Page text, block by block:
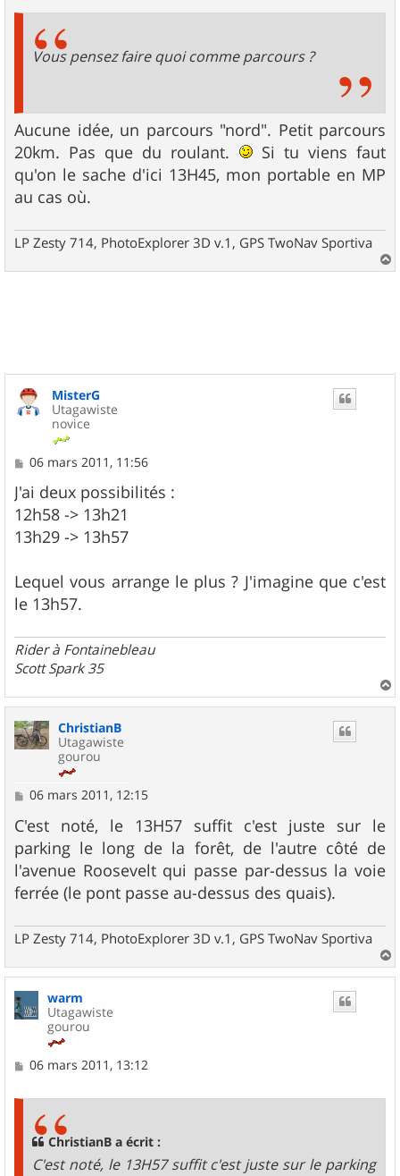
Vous pensez faire quoi comme parcours ?
Aucune idée, un parcours "nord". Petit parcours
20km. Pas que du roulant.
Si tu viens faut
qu'on le sache d'ici 13H45, mon portable en MP
au cas où.
LP Zesty 714, PhotoExplorer 3D v.1, GPS TwoNav Sportiva
a
MisterG
Utagawiste
novice
M
s
s
a
g
e
06 mars 2011, 11:56
J'ai deux possibilités :
12h58 -> 13h21
13h29 -> 13h57
Lequel vous arrange le plus ? J'imagine que c'est
le 13h57.
Rider à Fontainebleau
Scott Spark 35
a
ChristianB
Utagawiste
gourou
M
s
s
a
g
e
06 mars 2011, 12:15
C'est noté, le 13H57 suffit c'est juste sur le
parking le long de la forêt, de l'autre côté de
l'avenue Roosevelt qui passe par-dessus la voie
ferrée (le pont passe au-dessus des quais).
LP Zesty 714, PhotoExplorer 3D v.1, GPS TwoNav Sportiva
a
warm
Utagawiste
gourou
M
06 mars 2011, 13:12
ChristianB a écrit :
C'est noté, le 13H57 suffit c'est juste sur le parking